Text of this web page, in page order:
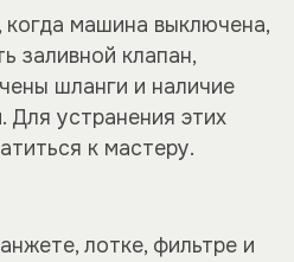
когда машина выключена,
заливной клапан,
шланги и наличие
Для устранения этих
к мастеру.
лотке, фильтре и